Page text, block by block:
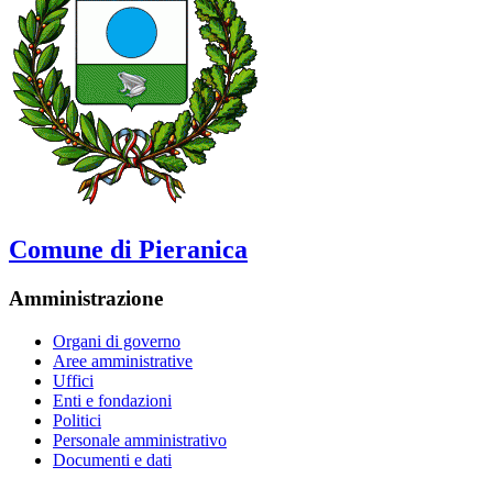
Comune di Pieranica
Amministrazione
Organi di governo
Aree amministrative
Uffici
Enti e fondazioni
Politici
Personale amministrativo
Documenti e dati